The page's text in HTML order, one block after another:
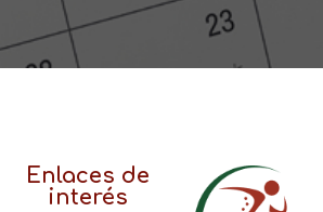
Enlaces de
interés